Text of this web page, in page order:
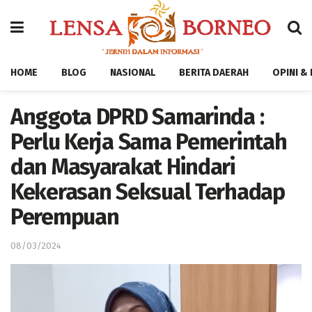
HOME BLOG NASIONAL BERITA DAERAH OPINI &
Anggota DPRD Samarinda :
Perlu Kerja Sama Pemerintah
dan Masyarakat Hindari
Kekerasan Seksual Terhadap
Perempuan
08/03/2024